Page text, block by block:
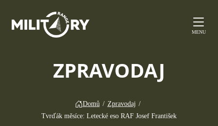
MENU
ZPRAVODAJ
Domů / Zpravodaj /
Tvrďák měsíce: Letecké eso RAF Josef František